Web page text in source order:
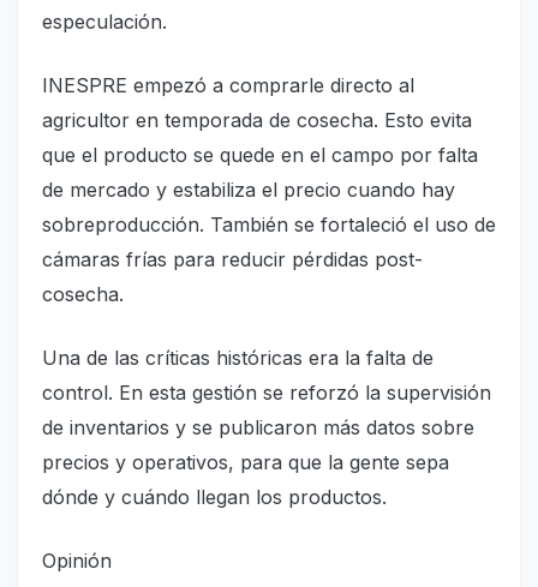
especulación.
INESPRE empezó a comprarle directo al
agricultor en temporada de cosecha. Esto evita
que el producto se quede en el campo por falta
de mercado y estabiliza el precio cuando hay
sobreproducción. También se fortaleció el uso de
cámaras frías para reducir pérdidas post-
cosecha.
Una de las críticas históricas era la falta de
control. En esta gestión se reforzó la supervisión
de inventarios y se publicaron más datos sobre
precios y operativos, para que la gente sepa
dónde y cuándo llegan los productos.
Opinión